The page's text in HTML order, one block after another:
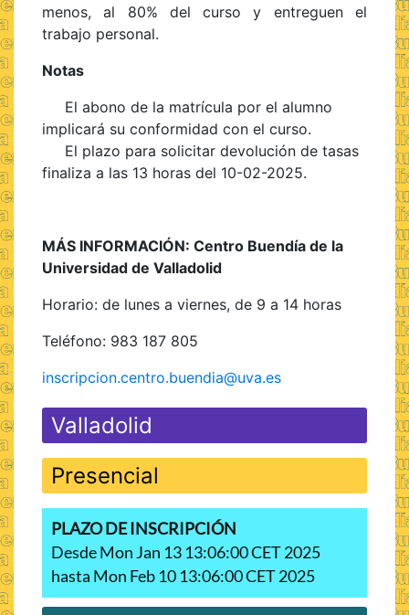
menos, al 80% del curso y entreguen el
trabajo personal.
Notas
El abono de la matrícula por el alumno
implicará su conformidad con el curso.
El plazo para solicitar devolución de tasas
finaliza a las 13 horas del 10-02-2025.
MÁS INFORMACIÓN: Centro Buendía de la
Universidad de Valladolid
Horario: de lunes a viernes, de 9 a 14 horas
Teléfono: 983 187 805
inscripcion.centro.buendia@uva.es
Valladolid
Presencial
PLAZO DE INSCRIPCIÓN
Desde Mon Jan 13 13:06:00 CET 2025
hasta Mon Feb 10 13:06:00 CET 2025